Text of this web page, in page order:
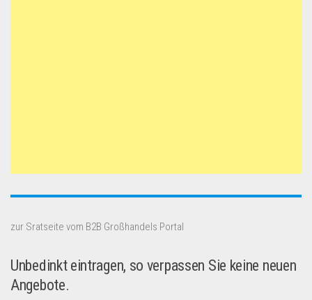
zur Sratseite vom B2B Großhandels Portal
Unbedinkt eintragen, so verpassen Sie keine neuen
Angebote.